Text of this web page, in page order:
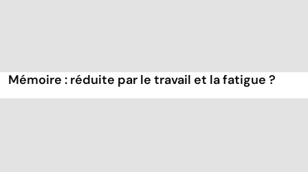
Mémoire : réduite par le travail et la fatigue ?